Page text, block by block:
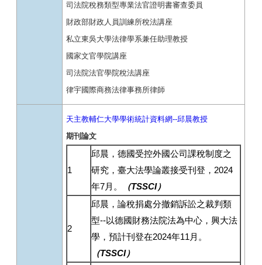
司法院稅務類型專業法官證明書審查委員
財政部財政人員訓練所稅法講座
私立東吳大學法律學系兼任助理教授
國家文官學院講座
司法院法官學院稅法講座
律宇國際商務法律事務所律師
天主教輔仁大學學術統計資料網--邱晨教授
期刊論文
1
邱晨，德國受控外國公司課稅制度之
研究，臺大法學論叢接受刊登，2024
年7月。
（TSSCI）
2
邱晨，論稅捐處分撤銷訴訟之裁判類
型--以德國財務法院法為中心，興大法
學，預計刊登在2024年11月。
（TSSCI）